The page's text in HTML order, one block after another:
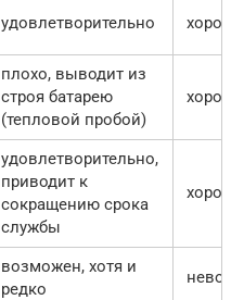
удовлетворительно хорошо
плохо, выводит из
строя батарею
(тепловой пробой)
хорошо
удовлетворительно,
приводит к
сокращению срока
службы
хорошо
возможен, хотя и
редко